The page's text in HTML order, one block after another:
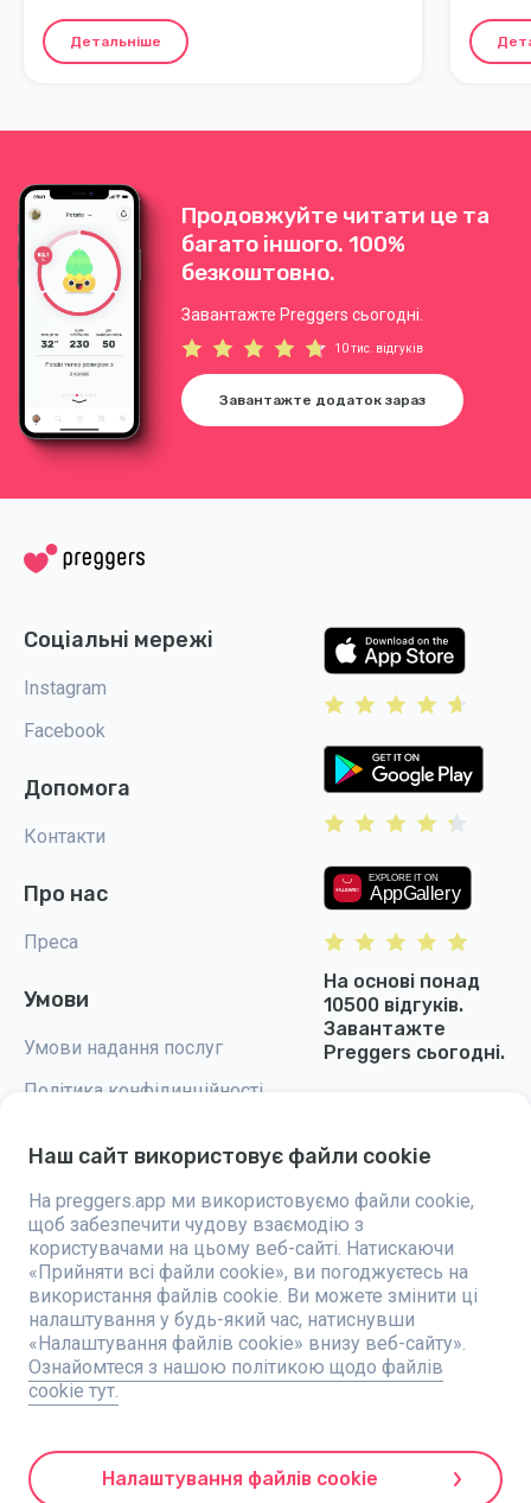
перебуваєте. Ось простий посібник, який
допоможе вам зорієнтуватися в різних
Детальніше
Продовжуйте читати це та
багато іншого. 100%
безкоштовно.
Завантажте Preggers сьогодні.
10 тис. відгуків
Завантажте додаток зараз
Соціальні мережі
Instagram
Facebook
Допомога
Контакти
Про нас
Преса
Умови
Умови надання послуг
Політика конфідинційності
На основі понад
10500 відгуків.
Завантажте
Preggers сьогодні.
Preggers — це додаток, створений шведською компанією Stroller AB у
2017 році, спрямований на полегшення батьківства для майбутніх та
новоспечених батьків у всьому світі. Завдяки різноманітній команді
та співпраці з експертами, були розроблені зручні у використанні
додатки, якими користуються понад два мільйони людей. Preggers
пропонує унікальний 3D-досвід, надаючи персоналізовані оновлення,
поради та інструменти для кожного етапу вагітності. Додаток також
підтримує новоспечених батьків практичними порадами щодо
догляду за новонародженими. Завдяки інклюзивності Preggers
ресурсом. Компанія Stroller AB прагне до інновацій і розширює свої
пропозиції, щоб задовольнити зростаючі потреби батьків.
Наш сайт використовує файли cookie
На preggers.app ми використовуємо файли cookie,
щоб забезпечити чудову взаємодію з
користувачами на цьому веб-сайті. Натискаючи
«Прийняти всі файли cookie», ви погоджуєтесь на
використання файлів cookie. Ви можете змінити ці
налаштування у будь-який час, натиснувши
«Налаштування файлів cookie» внизу веб-сайту».
Ознайомтеся з нашою політикою щодо файлів
cookie тут.
Налаштування файлів cookie